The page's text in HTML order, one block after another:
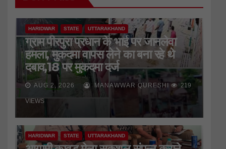
HARIDWAR STATE UTTARAKHAND
ग्राम पीरपुरा प्रधान के भाई पर जानलेवा
हमला, मुकदमा वापस लेने का बना रहे थे
दबाव,18 पर मुकदमा दर्ज
AUG 2, 2026 MANAWWAR QURESHI 219
VIEWS
HARIDWAR STATE UTTARAKHAND